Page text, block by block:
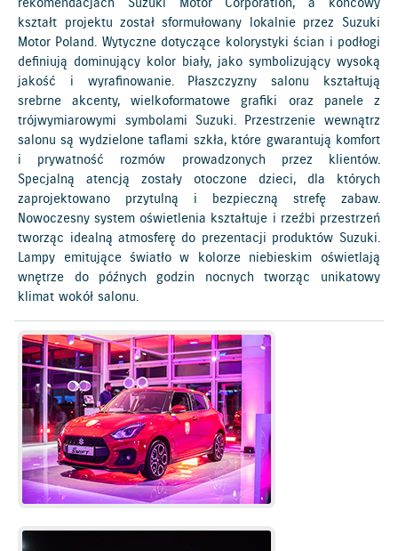
rekomendacjach Suzuki Motor Corporation, a końcowy
kształt projektu został sformułowany lokalnie przez Suzuki
Motor Poland. Wytyczne dotyczące kolorystyki ścian i podłogi
definiują dominujący kolor biały, jako symbolizujący wysoką
jakość i wyrafinowanie. Płaszczyzny salonu kształtują
srebrne akcenty, wielkoformatowe grafiki oraz panele z
trójwymiarowymi symbolami Suzuki. Przestrzenie wewnątrz
salonu są wydzielone taflami szkła, które gwarantują komfort
i prywatność rozmów prowadzonych przez klientów.
Specjalną atencją zostały otoczone dzieci, dla których
zaprojektowano przytulną i bezpieczną strefę zabaw.
Nowoczesny system oświetlenia kształtuje i rzeźbi przestrzeń
tworząc idealną atmosferę do prezentacji produktów Suzuki.
Lampy emitujące światło w kolorze niebieskim oświetlają
wnętrze do późnych godzin nocnych tworząc unikatowy
klimat wokół salonu.